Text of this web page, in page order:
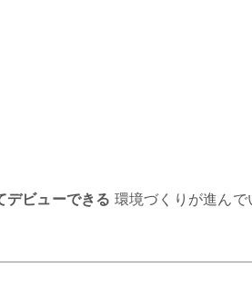
デビューできる 環境づくりが進んで